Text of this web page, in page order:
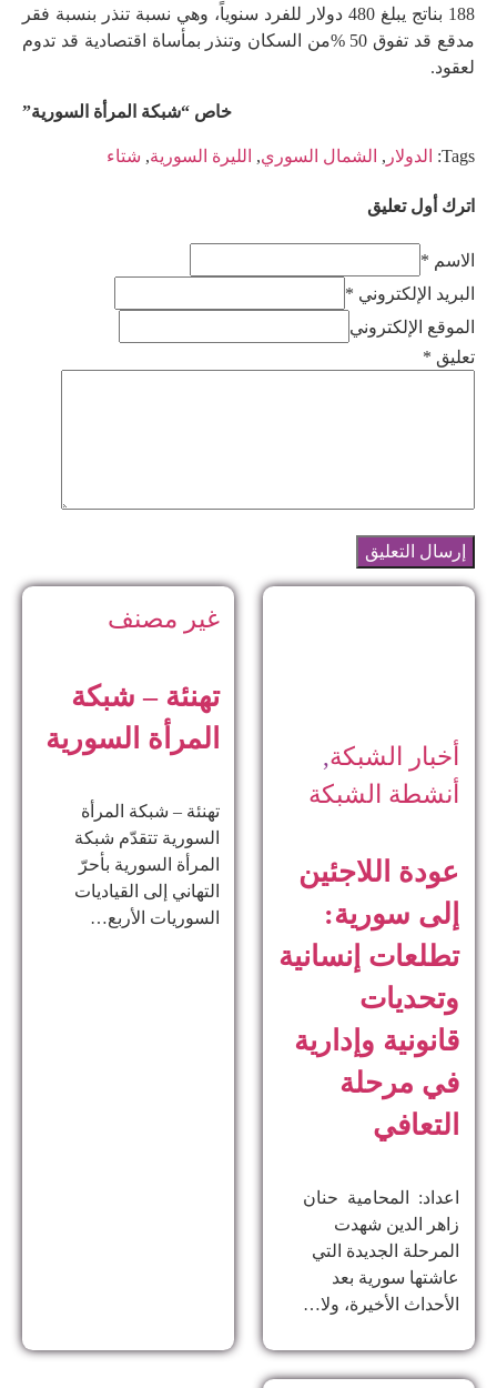
188 بناتج يبلغ 480 دولار للفرد سنوياً، وهي نسبة تنذر بنسبة فقر
مدقع قد تفوق 50 %من السكان وتنذر بمأساة اقتصادية قد تدوم
لعقود.
خاص “شبكة المرأة السورية”
Tags: الدولار , الشمال السوري, الليرة السورية, شتاء
اترك أول تعليق
الاسم *
البريد الإلكتروني *
الموقع الإلكتروني
تعليق *
أخبار الشبكة,
أنشطة الشبكة
عودة اللاجئين
إلى سورية:
تطلعات إنسانية
وتحديات
قانونية وإدارية
في مرحلة
التعافي
اعداد: المحامية حنان
زاهر الدين ​شهدت
المرحلة الجديدة التي
عاشتها سورية بعد
الأحداث الأخيرة، ولا…
غير مصنف
تهنئة – شبكة
المرأة السورية
تهنئة – شبكة المرأة
السورية تتقدّم شبكة
المرأة السورية بأحرّ
التهاني إلى القياديات
السوريات الأربع…